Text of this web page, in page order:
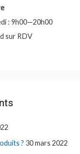
: 9h00—20h00
sur RDV
? 30 mars 2022